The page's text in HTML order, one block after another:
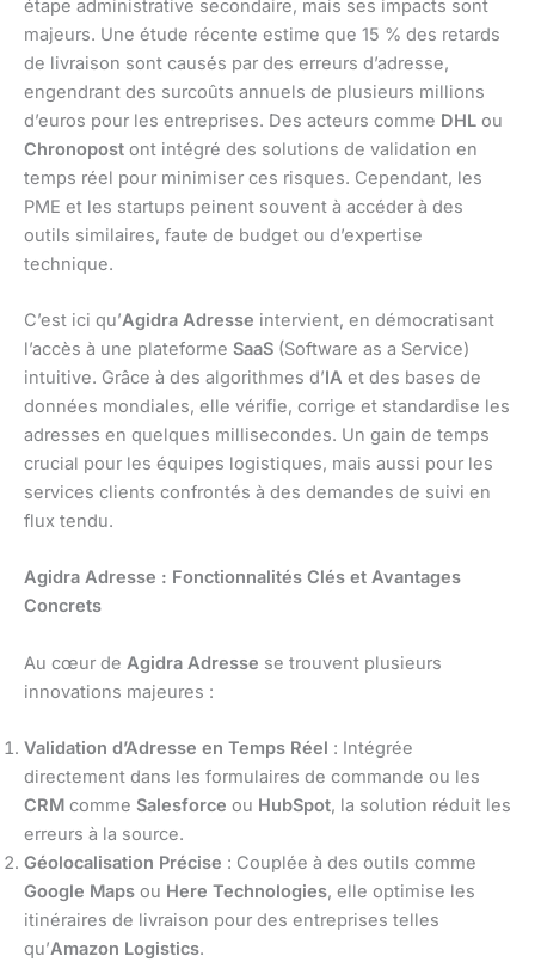
étape administrative secondaire, mais ses impacts sont
majeurs. Une étude récente estime que 15 % des retards
de livraison sont causés par des erreurs d’adresse,
engendrant des surcoûts annuels de plusieurs millions
d’euros pour les entreprises. Des acteurs comme DHL ou
Chronopost ont intégré des solutions de validation en
temps réel pour minimiser ces risques. Cependant, les
PME et les startups peinent souvent à accéder à des
outils similaires, faute de budget ou d’expertise
technique.
C’est ici qu’Agidra Adresse intervient, en démocratisant
l’accès à une plateforme SaaS (Software as a Service)
intuitive. Grâce à des algorithmes d’IA et des bases de
données mondiales, elle vérifie, corrige et standardise les
adresses en quelques millisecondes. Un gain de temps
crucial pour les équipes logistiques, mais aussi pour les
services clients confrontés à des demandes de suivi en
flux tendu.
Agidra Adresse : Fonctionnalités Clés et Avantages
Concrets
Au cœur de Agidra Adresse se trouvent plusieurs
innovations majeures :
Validation d’Adresse en Temps Réel : Intégrée
directement dans les formulaires de commande ou les
CRM comme Salesforce ou HubSpot, la solution réduit les
erreurs à la source.
Géolocalisation Précise : Couplée à des outils comme
Google Maps ou Here Technologies, elle optimise les
itinéraires de livraison pour des entreprises telles
qu’Amazon Logistics.